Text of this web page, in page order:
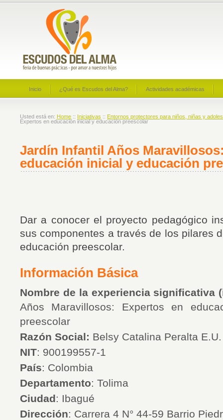
Inicio ¿Qué es Escudos del Alma? Actividades académicas
Usted está en: Home :: Iniciativas :: Entornos protectores para niños, niñas y
Expertos en educación inicial y educación preescolar
Jardín Infantil Años
educación inicial y educación
Dar a conocer el proyecto pedagógico
sus componentes a través de los pilares
educación preescolar.
Información Básica
Nombre de la experiencia significativa
Años Maravillosos: Expertos en
preescolar
Razón Social: Belsy Catalina Peralta E.U.
NIT: 900199557-1
País: Colombia
Departamento: Tolima
Ciudad: Ibagué
Dirección: Carrera 4 N° 44-59 Barrio